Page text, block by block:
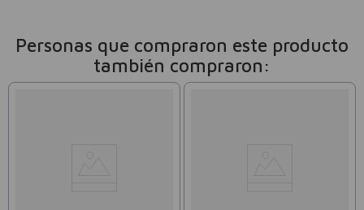
Personas que compraron este producto
también compraron: